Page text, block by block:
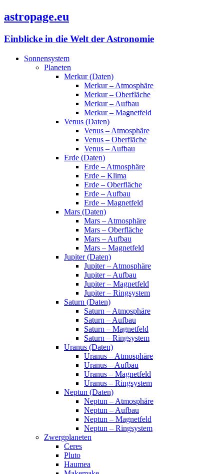
astropage.eu
Einblicke in die Welt der Astronomie
Sonnensystem
Planeten
Merkur (Daten)
Merkur – Atmosphäre
Merkur – Oberfläche
Merkur – Aufbau
Merkur – Magnetfeld
Venus (Daten)
Venus – Atmosphäre
Venus – Oberfläche
Venus – Aufbau
Erde (Daten)
Erde – Atmosphäre
Erde – Klima
Erde – Oberfläche
Erde – Aufbau
Erde – Magnetfeld
Mars (Daten)
Mars – Atmosphäre
Mars – Oberfläche
Mars – Aufbau
Mars – Magnetfeld
Jupiter (Daten)
Jupiter – Atmosphäre
Jupiter – Aufbau
Jupiter – Magnetfeld
Jupiter – Ringsystem
Saturn (Daten)
Saturn – Atmosphäre
Saturn – Aufbau
Saturn – Magnetfeld
Saturn – Ringsystem
Uranus (Daten)
Uranus – Atmosphäre
Uranus – Aufbau
Uranus – Magnetfeld
Uranus – Ringsystem
Neptun (Daten)
Neptun – Atmosphäre
Neptun – Aufbau
Neptun – Magnetfeld
Neptun – Ringsystem
Zwergplaneten
Ceres
Pluto
Haumea